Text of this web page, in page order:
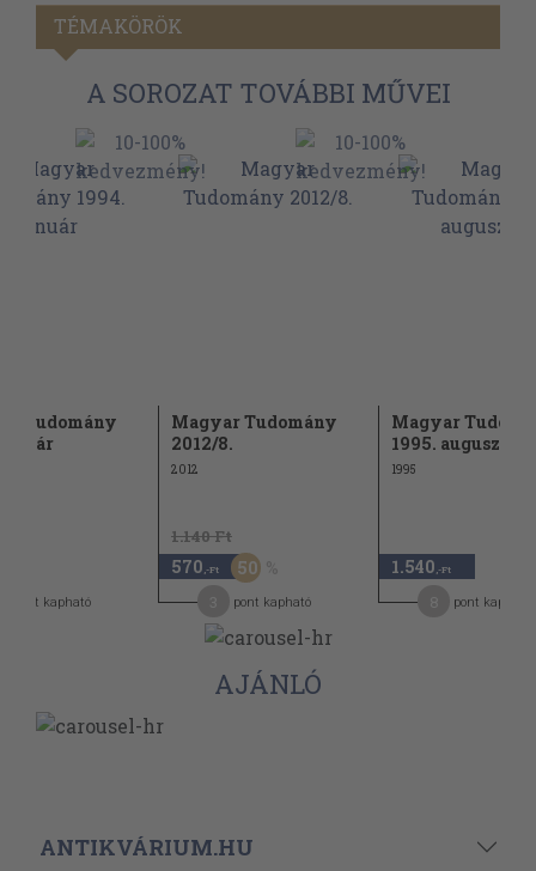
TÉMAKÖRÖK
A SOROZAT TOVÁBBI MŰVEI
Tudomány
pont kapható
Magyar Tudomány
2012/8.
2012
1.140 Ft
570 ,-Ft 50
pont kapható
Magyar
1995. augusztus
1995
1.540 ,-Ft
pont kapható
AJÁNLÓ
ANTIKVÁRIUM.HU